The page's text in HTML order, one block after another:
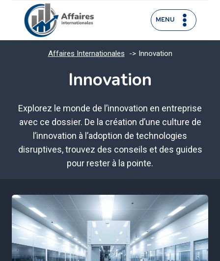
contenu
MENU
Affaires Internationales Innovation
Innovation
Explorez le monde de l’innovation en entreprise
avec ce dossier. De la création d’une culture de
l’innovation à l’adoption de technologies
disruptives, trouvez des conseils et des guides
pour rester à la pointe.